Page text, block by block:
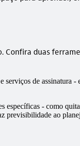
Confira duas
serviços de
específicas - como
previsibilidade ao